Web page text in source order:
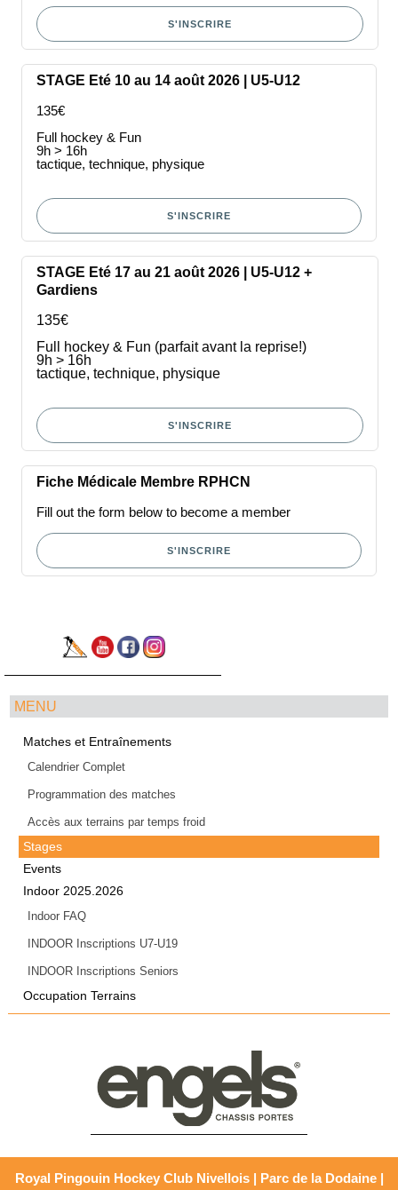
S'INSCRIRE
STAGE Eté 10 au 14 août 2026 | U5-U12
135€
Full hockey & Fun
9h > 16h
tactique, technique, physique
S'INSCRIRE
STAGE Eté 17 au 21 août 2026 | U5-U12 +
Gardiens
135€
Full hockey & Fun (parfait avant la reprise!)
9h > 16h
tactique, technique, physique
S'INSCRIRE
Fiche Médicale Membre RPHCN
Fill out the form below to become a member
S'INSCRIRE
MENU
Matches et Entraînements
Calendrier Complet
Programmation des matches
Accès aux terrains par temps froid
Stages
Events
Indoor 2025.2026
Indoor FAQ
INDOOR Inscriptions U7-U19
INDOOR Inscriptions Seniors
Occupation Terrains
Royal Pingouin Hockey Club Nivellois | Parc de la Dodaine |